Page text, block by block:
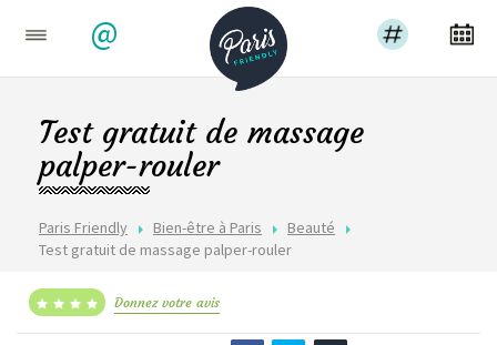
@
Paris Friendly Bien-être à Paris
Beauté
Test gratuit de massage palper-rouler
Test gratuit de massage
palper-rouler
Donnez votre avis